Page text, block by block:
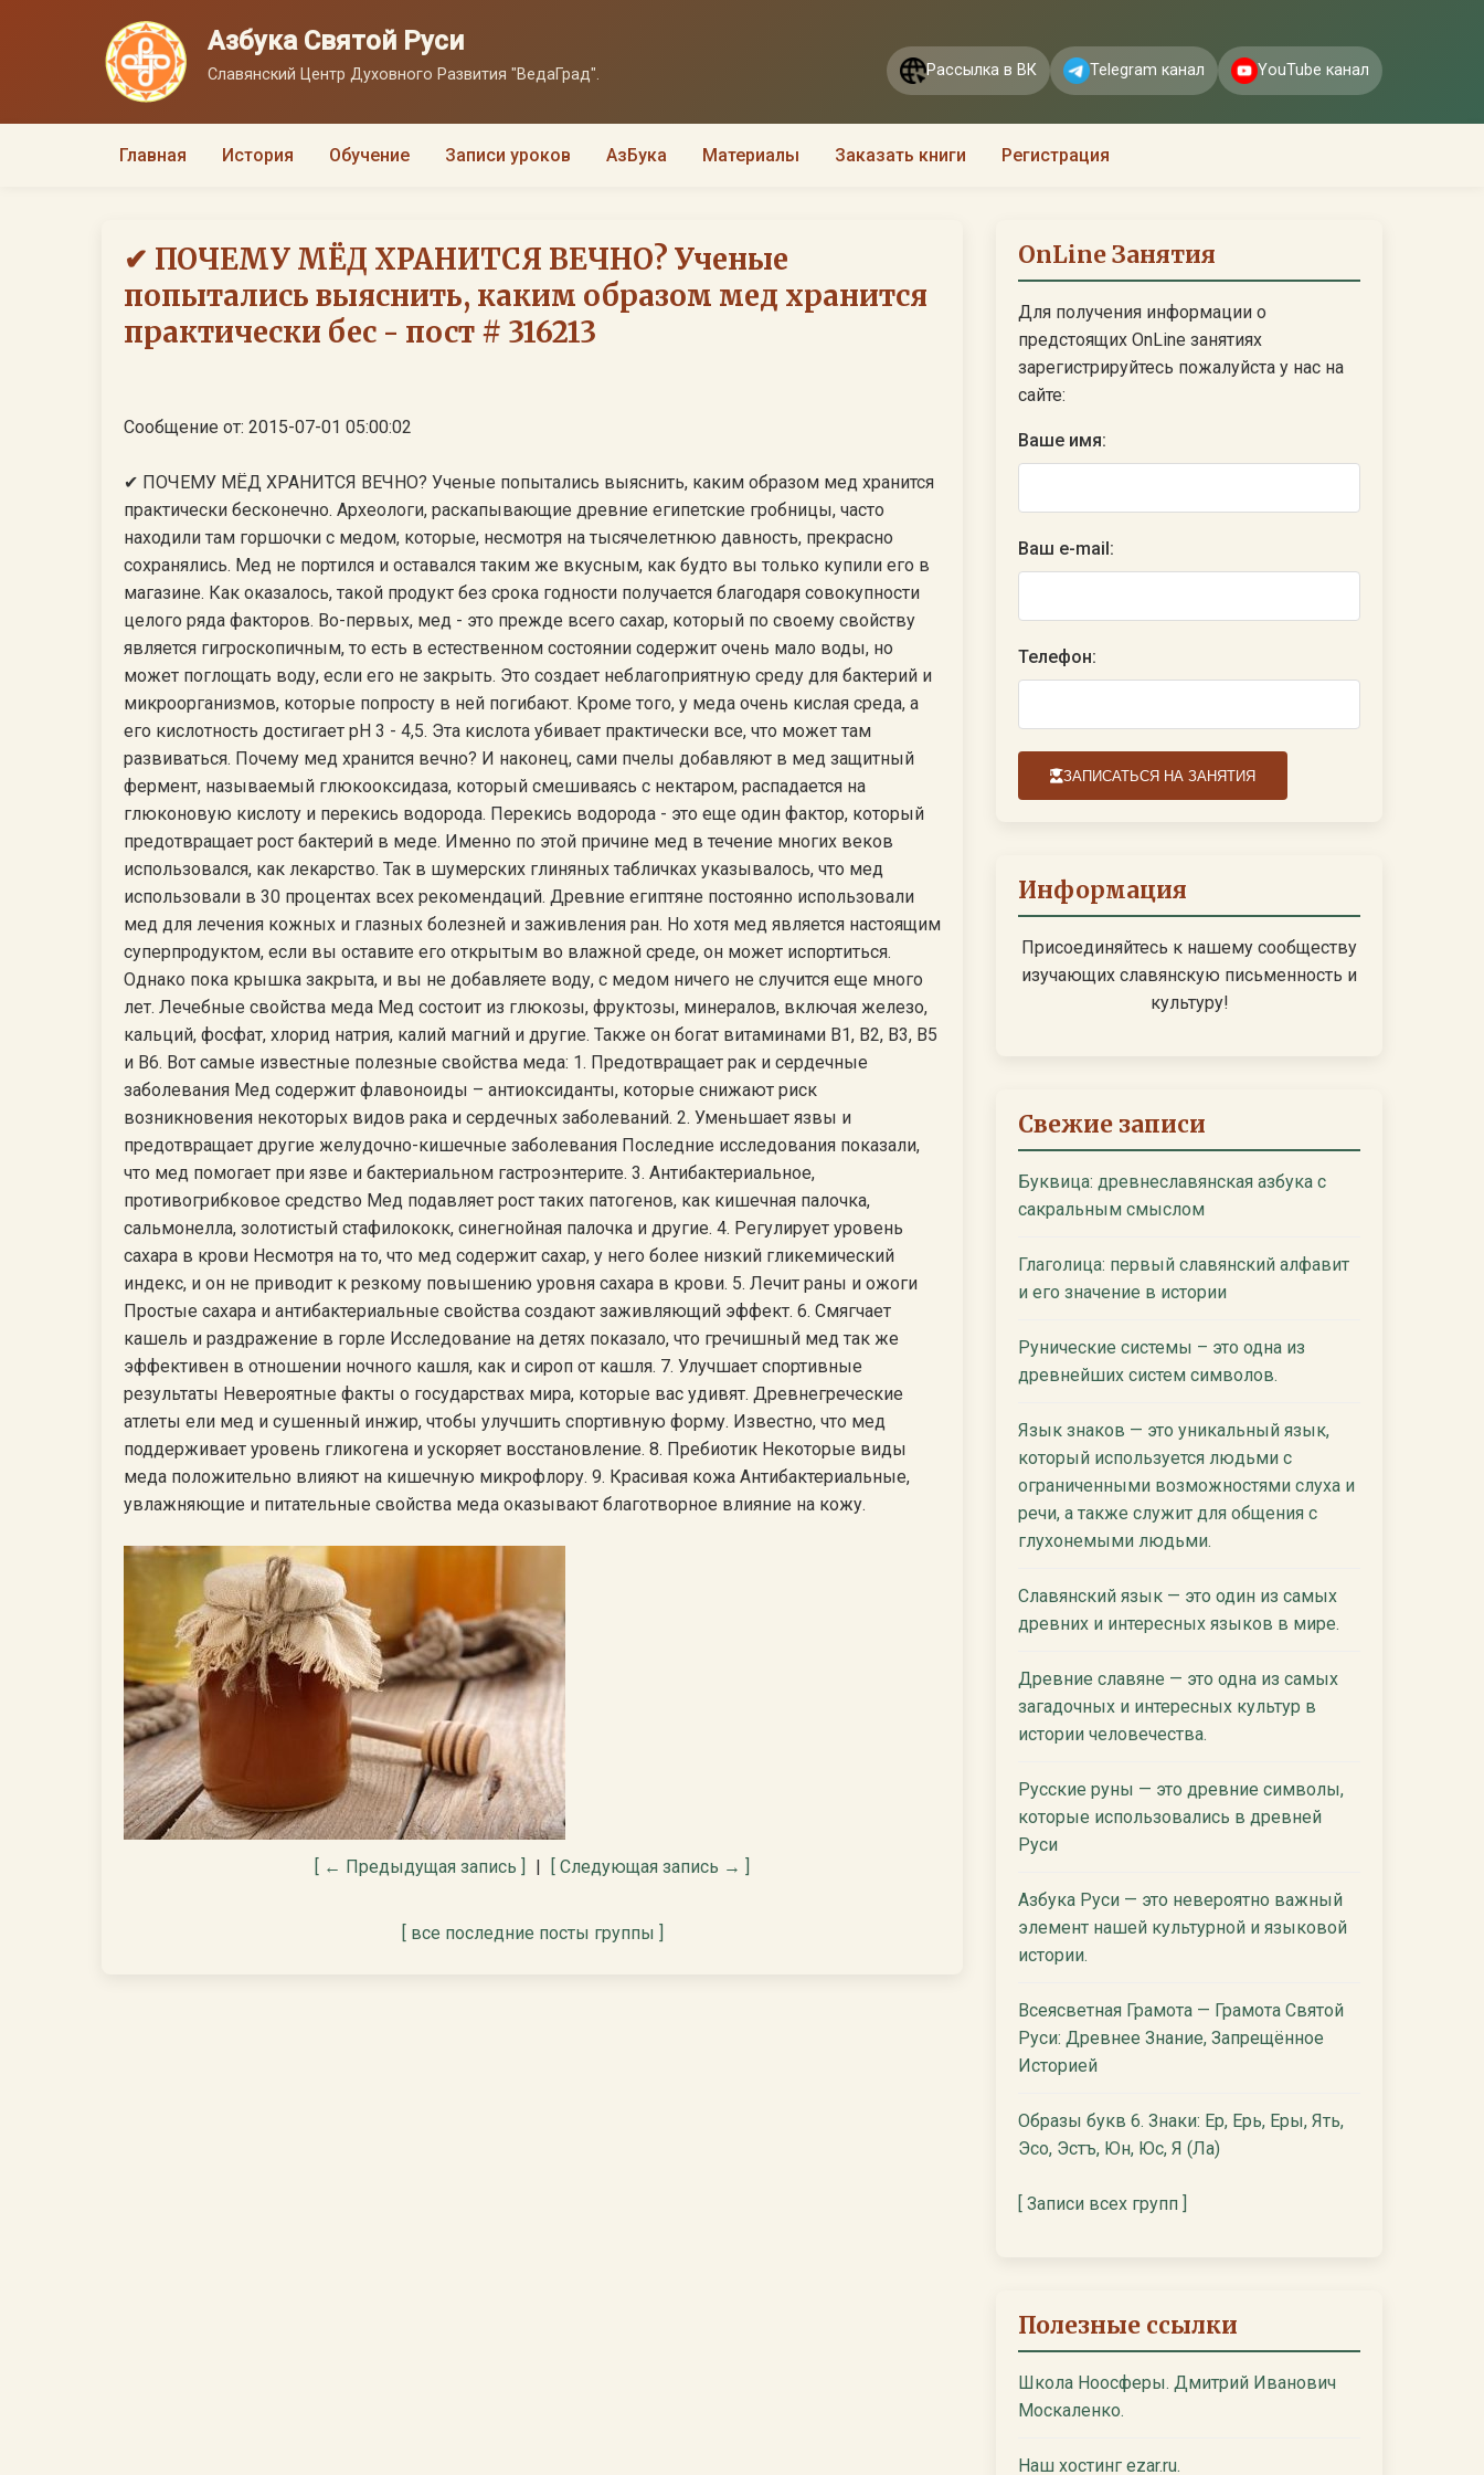
Азбука Святой Руси
Славянский Центр Духовного Развития "ВедаГрад". Рассылка в ВК Telegram канал YouTube канал
Главная История Обучение Записи уроков АзБука Материалы Заказать книги Регистрация
✔ ПОЧЕМУ МЁД ХРАНИТСЯ ВЕЧНО? Ученые
попытались выяснить, каким образом мед хранится
практически бес - пост # 316213
Сообщение от: 2015-07-01 05:00:02
✔ ПОЧЕМУ МЁД ХРАНИТСЯ ВЕЧНО? Ученые попытались выяснить, каким образом мед хранится
практически бесконечно. Археологи, раскапывающие древние египетские гробницы, часто
находили там горшочки с медом, которые, несмотря на тысячелетнюю давность, прекрасно
сохранялись. Мед не портился и оставался таким же вкусным, как будто вы только купили его в
магазине. Как оказалось, такой продукт без срока годности получается благодаря совокупности
целого ряда факторов. Во-первых, мед - это прежде всего сахар, который по своему свойству
является гигроскопичным, то есть в естественном состоянии содержит очень мало воды, но
может поглощать воду, если его не закрыть. Это создает неблагоприятную среду для бактерий и
микроорганизмов, которые попросту в ней погибают. Кроме того, у меда очень кислая среда, а
его кислотность достигает pH 3 - 4,5. Эта кислота убивает практически все, что может там
развиваться. Почему мед хранится вечно? И наконец, сами пчелы добавляют в мед защитный
фермент, называемый глюкооксидаза, который смешиваясь с нектаром, распадается на
глюконовую кислоту и перекись водорода. Перекись водорода - это еще один фактор, который
предотвращает рост бактерий в меде. Именно по этой причине мед в течение многих веков
использовался, как лекарство. Так в шумерских глиняных табличках указывалось, что мед
использовали в 30 процентах всех рекомендаций. Древние египтяне постоянно использовали
мед для лечения кожных и глазных болезней и заживления ран. Но хотя мед является настоящим
суперпродуктом, если вы оставите его открытым во влажной среде, он может испортиться.
Однако пока крышка закрыта, и вы не добавляете воду, с медом ничего не случится еще много
лет. Лечебные свойства меда Мед состоит из глюкозы, фруктозы, минералов, включая железо,
кальций, фосфат, хлорид натрия, калий магний и другие. Также он богат витаминами B1, B2, B3, B5
и B6. Вот самые известные полезные свойства меда: 1. Предотвращает рак и сердечные
заболевания Мед содержит флавоноиды – антиоксиданты, которые снижают риск
возникновения некоторых видов рака и сердечных заболеваний. 2. Уменьшает язвы и
предотвращает другие желудочно-кишечные заболевания Последние исследования показали,
что мед помогает при язве и бактериальном гастроэнтерите. 3. Антибактериальное,
противогрибковое средство Мед подавляет рост таких патогенов, как кишечная палочка,
сальмонелла, золотистый стафилококк, синегнойная палочка и другие. 4. Регулирует уровень
сахара в крови Несмотря на то, что мед содержит сахар, у него более низкий гликемический
индекс, и он не приводит к резкому повышению уровня сахара в крови. 5. Лечит раны и ожоги
Простые сахара и антибактериальные свойства создают заживляющий эффект. 6. Смягчает
кашель и раздражение в горле Исследование на детях показало, что гречишный мед так же
эффективен в отношении ночного кашля, как и сироп от кашля. 7. Улучшает спортивные
результаты Невероятные факты о государствах мира, которые вас удивят. Древнегреческие
атлеты ели мед и сушенный инжир, чтобы улучшить спортивную форму. Известно, что мед
поддерживает уровень гликогена и ускоряет восстановление. 8. Пребиотик Некоторые виды
меда положительно влияют на кишечную микрофлору. 9. Красивая кожа Антибактериальные,
увлажняющие и питательные свойства меда оказывают благотворное влияние на кожу.
[ ← Предыдущая запись ] | [ Следующая запись → ]
[ все последние посты группы ]
OnLine Занятия
Для получения информации о
предстоящих OnLine занятиях
зарегистрируйтесь пожалуйста у нас на
сайте:
Ваше имя:
Ваш e-mail:
Телефон:
ЗАПИСАТЬСЯ НА ЗАНЯТИЯ
Информация
Присоединяйтесь к нашему сообществу
изучающих славянскую письменность и
культуру!
Свежие записи
Буквица: древнеславянская азбука с
сакральным смыслом
Глаголица: первый славянский алфавит
и его значение в истории
Рунические системы – это одна из
древнейших систем символов.
Язык знаков — это уникальный язык,
который используется людьми с
ограниченными возможностями слуха и
речи, а также служит для общения с
глухонемыми людьми.
Славянский язык — это один из самых
древних и интересных языков в мире.
Древние славяне — это одна из самых
загадочных и интересных культур в
истории человечества.
Русские руны — это древние символы,
которые использовались в древней
Руси
Азбука Руси — это невероятно важный
элемент нашей культурной и языковой
истории.
Всеясветная Грамота — Грамота Святой
Руси: Древнее Знание, Запрещённое
Историей
Образы букв 6. Знаки: Ер, Ерь, Еры, Ять,
Эсо, Эстъ, Юн, Юс, Я (Ла)
[ Записи всех групп ]
Полезные ссылки
Школа Ноосферы. Дмитрий Иванович
Москаленко.
Наш хостинг ezar.ru.